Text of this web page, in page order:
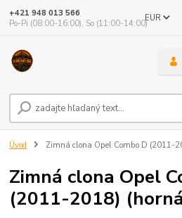
EUR
+421 948 013 566
Po-Pi (08:00-16:00), So (11:00-14:00)
Úvod Zimná clona Opel Combo D (2011-
Zimná clona Opel
(2011-2018)